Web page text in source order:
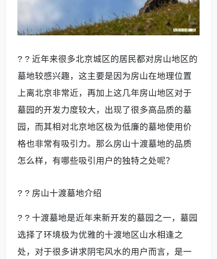
? ? 近年来很多北京城区的居民都对房山地区的
墓地较感兴趣，这主要是因为房山在地理位置
上离北京非常近，再加上这几年房山地区对于
墓园的开发力度较大，出现了很多高品质的墓
园，而其相对北京地区极为低廉的墓地使用价
格也非常有吸引力。那么房山十渡墓地的品质
怎么样，有哪些吸引用户的独特之处呢？
? ? 房山十渡墓地介绍
? ? 十渡墓地是近年来新开发的墓园之一，墓园
选择了环境极为优雅的十渡地区山水相逢之
处，对于很多讲求阴宅风水的用户而言，是一